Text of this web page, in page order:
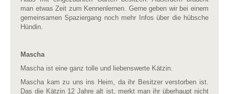
man etwas Zeit zum Kennenlernen. Gerne geben wir bei einem
gemeinsamen Spaziergang noch mehr Infos über die hübsche
Hündin.
Mascha
Mascha ist eine ganz tolle und liebenswerte Kätzin.
Mascha kam zu uns ins Heim, da ihr Besitzer verstorben ist.
Das die Kätzin 12 Jahre alt ist, merkt man ihr überhaupt nicht